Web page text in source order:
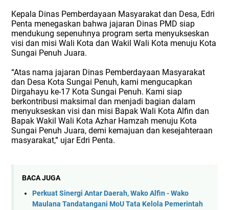
Kepala Dinas Pemberdayaan Masyarakat dan Desa, Edri
Penta menegaskan bahwa jajaran Dinas PMD siap
mendukung sepenuhnya program serta menyukseskan
visi dan misi Wali Kota dan Wakil Wali Kota menuju Kota
Sungai Penuh Juara.
“Atas nama jajaran Dinas Pemberdayaan Masyarakat
dan Desa Kota Sungai Penuh, kami mengucapkan
Dirgahayu ke-17 Kota Sungai Penuh. Kami siap
berkontribusi maksimal dan menjadi bagian dalam
menyukseskan visi dan misi Bapak Wali Kota Alfin dan
Bapak Wakil Wali Kota Azhar Hamzah menuju Kota
Sungai Penuh Juara, demi kemajuan dan kesejahteraan
masyarakat,” ujar Edri Penta.
BACA JUGA
Perkuat Sinergi Antar Daerah, Wako Alfin - Wako
Maulana Tandatangani MoU Tata Kelola Pemerintah